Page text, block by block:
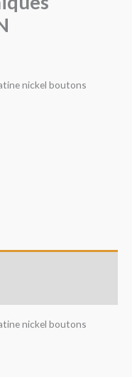
nickel boutons
nickel boutons